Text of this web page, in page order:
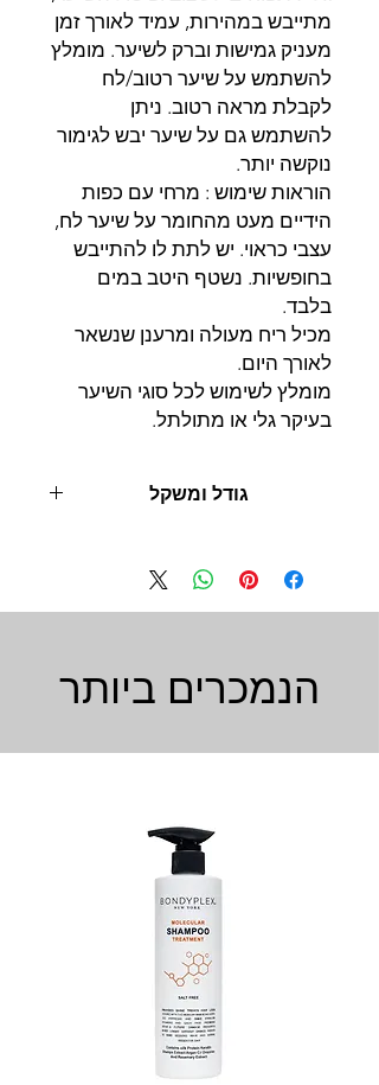
מתייבש במהירות, עמיד לאורך זמן
מעניק גמישות וברק לשיער. מומלץ
להשתמש על שיער רטוב/לח
לקבלת מראה רטוב. ניתן
להשתמש גם על שיער יבש לגימור
נוקשה יותר.
הוראות שימוש : מרחי עם כפות
הידיים מעט מהחומר על שיער לח,
עצבי כראוי. יש לתת לו להתייבש
בחופשיות. נשטף היטב במים
בלבד.
מכיל ריח מעולה ומרענן שנשאר
לאורך היום.
מומלץ לשימוש לכל סוגי השיער
בעיקר גלי או מתולתל.
גודל ומשקל
1000 מ"ל
הנמכרים ביותר